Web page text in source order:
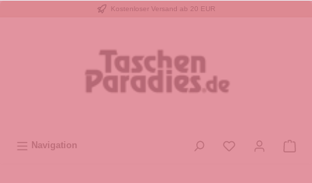
Kostenloser Versand ab 20 EUR
Navigation